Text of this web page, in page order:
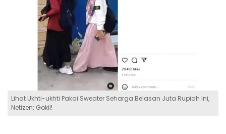
Lihat Ukhti-ukhti Pakai Sweater Seharga Belasan Juta Rupiah Ini,
Netizen: Gokil!